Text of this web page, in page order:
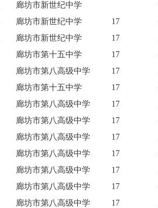
廊坊市新世纪中学
廊坊市新世纪中学 17
廊坊市新世纪中学 17
廊坊市第十五中学 17
廊坊市第八高级中学 17
廊坊市第十五中学 17
廊坊市第八高级中学 17
廊坊市第八高级中学 17
廊坊市第八高级中学 17
廊坊市第八高级中学 17
廊坊市第八高级中学 17
廊坊市第八高级中学 17
廊坊市第八高级中学 17